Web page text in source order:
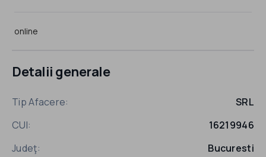
online
Detalii generale
Tip Afacere:
SRL
CUI:
16219946
Judeţ:
Bucuresti